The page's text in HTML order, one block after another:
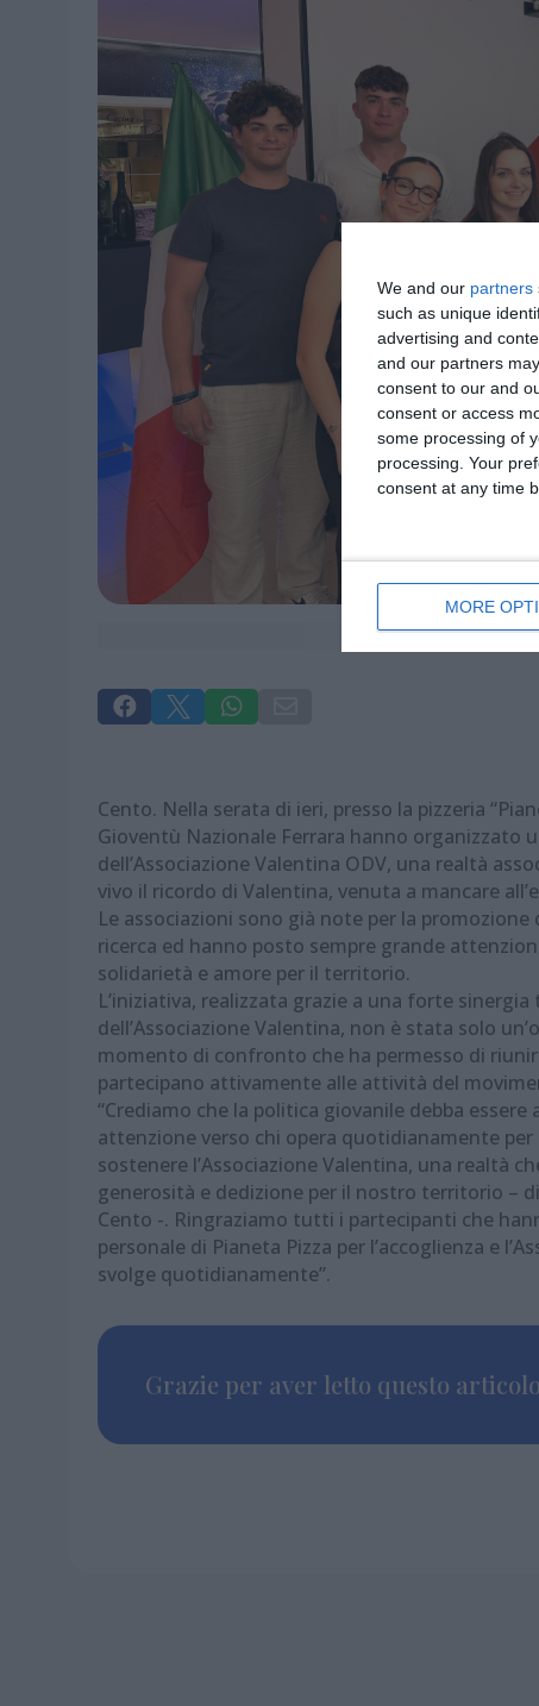
We and our partners
such as unique
advertising and
and our partners
consent to our and
consent or access
some processing of
processing. Your
consent at any time
MORE
  
Cento. Nella serata di ieri, presso la pizzeria
Gioventù Nazionale Ferrara hanno organizzato
dell’Associazione Valentina ODV, una realtà
vivo il ricordo di Valentina, venuta a mancare
Le associazioni sono già note per la
ricerca ed hanno posto sempre grande
solidarietà e amore per il territorio.
L’iniziativa, realizzata grazie a una forte
dell’Associazione Valentina, non è stata solo
momento di confronto che ha permesso di
partecipano attivamente alle attività del
“Crediamo che la politica giovanile debba
attenzione verso chi opera quotidianamente
sostenere l’Associazione Valentina, una realtà
generosità e dedizione per il nostro territorio –
Cento -. Ringraziamo tutti i partecipanti che
personale di Pianeta Pizza per l’accoglienza e
svolge quotidianamente”.
Grazie per aver letto questo